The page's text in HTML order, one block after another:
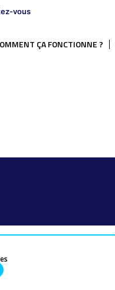
vous
ÇA FONCTIONNE ?